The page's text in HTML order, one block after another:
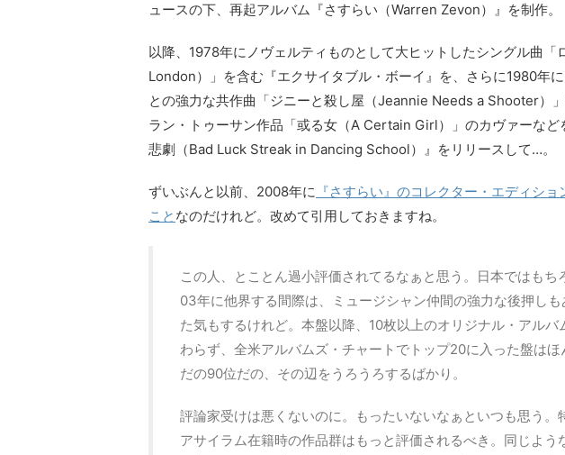
ュースの下、再起アルバム『さすらい（Warren Zevon）』を制作。
以降、1978年にノヴェルティものとして大ヒットしたシングル曲
London）」を含む『エクサイタブル・ボーイ』を、さらに1980年
との強力な共作曲「ジニーと殺し屋（Jeannie Needs a Shooter）
ラン・トゥーサン作品「或る女（A Certain Girl）」のカヴァーな
悲劇（Bad Luck Streak in Dancing School）』をリリースして…。
ずいぶんと以前、2008年に 『さすらい』のコレクター・エディシ
こと なのだけれど。改めて引用しておきますね。
この人、とことん過小評価されてるなぁと思う。日本ではもち
03年に他界する間際は、ミュージシャン仲間の強力な後押し
た気もするけれど。本盤以降、10枚以上のオリジナル・アル
わらず、全米アルバムズ・チャートでトップ20に入った盤は
だの90位だの、その辺をうろうろするばかり。
評論家受けは悪くないのに。もったいないなぁといつも思う。
アサイラム在籍時の作品群はもっと評価されるべき。同じよ